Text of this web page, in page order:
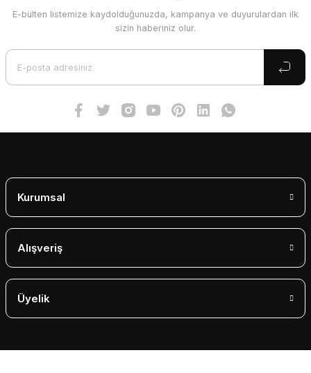
E-bülten listemize kaydolduğunuzda, kampanya ve duyurulardan ilk
sizin haberiniz olur.
Kurumsal
Alışveriş
Üyelik